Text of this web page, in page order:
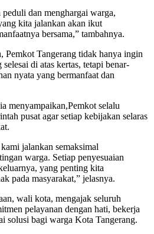
peduli dan menghargai warga,
kita jalankan akan ikut
bersama,” tambahnya.
Pemkot Tangerang tidak hanya ingin
di atas kertas, tetapi benar-
nyata yang bermanfaat dan
menyampaikan,Pemkot selalu
pusat agar setiap kebijakan selaras
jalankan semaksimal
warga. Setiap penyesuaian
yang penting kita
pada masyarakat,” jelasnya.
wali kota, mengajak seluruh
pelayanan dengan hati, bekerja
solusi bagi warga Kota Tangerang.